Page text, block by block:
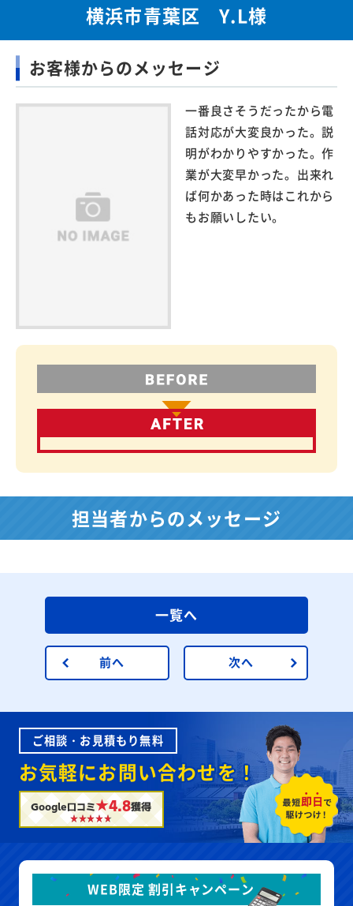
横浜市青葉区 Y.L様
お客様からのメッセージ
一番良さそうだったから電
話対応が大変良かった。説
明がわかりやすかった。作
業が大変早かった。出来れ
ば何かあった時はこれから
もお願いしたい。
担当者からのメッセージ
前へ
一覧へ
次へ
ご相談・お見積もり無料
お気軽にお問い合わせを！
Google口コミ★4.8獲得
WEB限定 割引キャンペーン